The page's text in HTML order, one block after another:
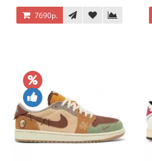
7690р.